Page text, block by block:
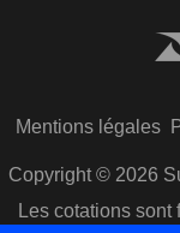
Mentions légales
Copyright © 2026
Les cotations sont